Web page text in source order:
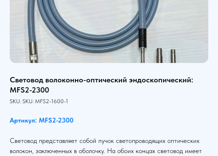
Световод волоконно-оптический эндоскопический:
MFS2-2300
SKU: SKU: MFS2-1600-1
Артикул: MFS2-2300
Световод представляет собой пучок светопроводящих оптических
волокон, заключенных в оболочку. На обоих концах световод имеет